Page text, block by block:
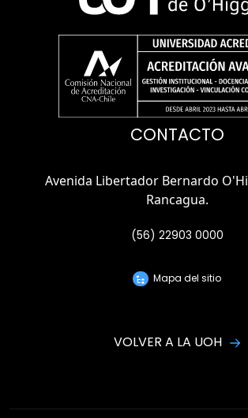
CONTACTO
Avenida Libertador Bernardo
Rancagua.
(56) 22903 0000
Mapa del sitio
VOLVER A LA UOH